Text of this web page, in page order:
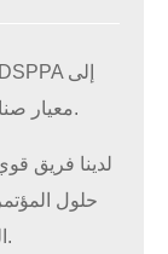
معيار صناعي ، رائدة العلامة التجارية الوطنية للعالم.
لدينا فريق
حلول
المهنية مصممة خصيصا لاحتياجاتك المحددة.